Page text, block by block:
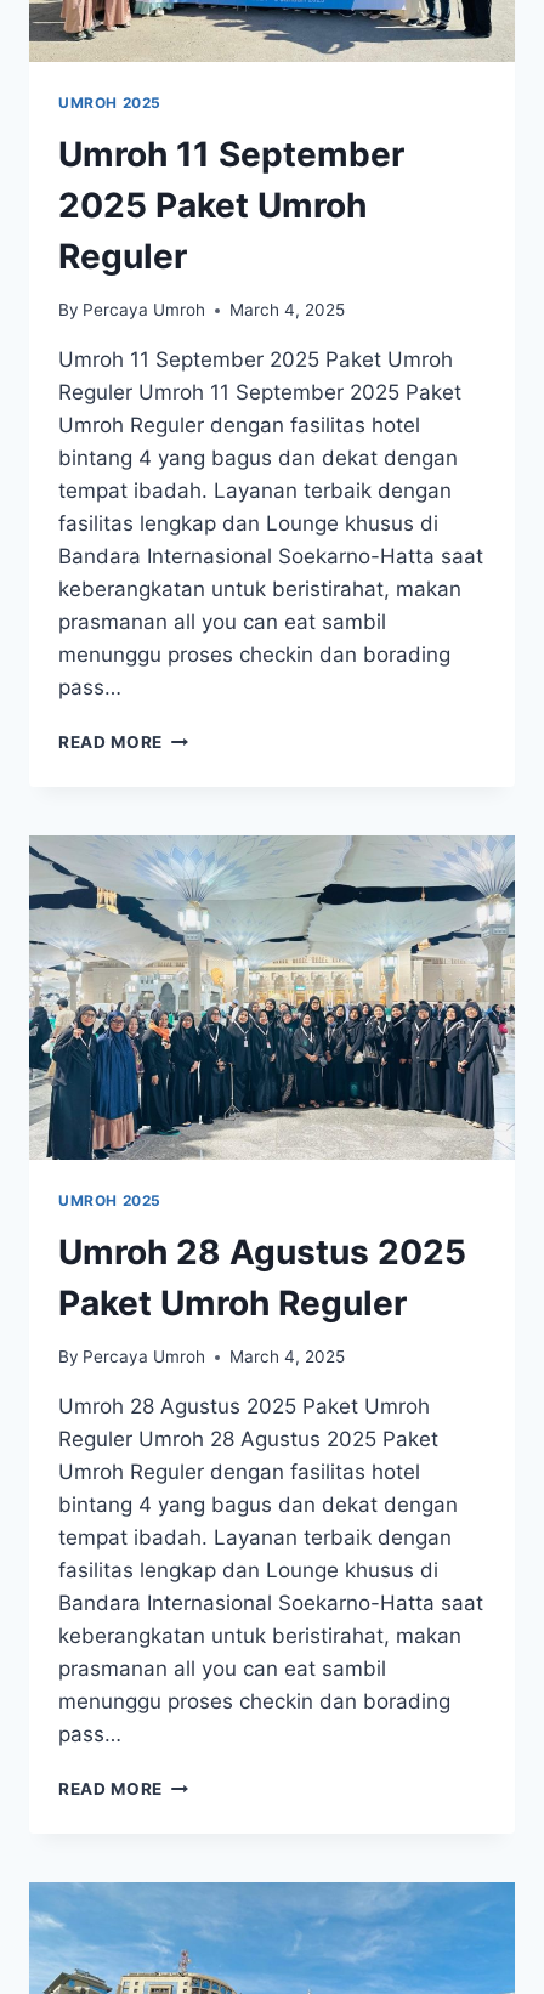
UMROH 2025
Umroh 11 September
2025 Paket Umroh
Reguler
By Percaya Umroh March 4, 2025
Umroh 11 September 2025 Paket Umroh
Reguler Umroh 11 September 2025 Paket
Umroh Reguler dengan fasilitas hotel
bintang 4 yang bagus dan dekat dengan
tempat ibadah. Layanan terbaik dengan
fasilitas lengkap dan Lounge khusus di
Bandara Internasional Soekarno-Hatta saat
keberangkatan untuk beristirahat, makan
prasmanan all you can eat sambil
menunggu proses checkin dan borading
pass…
READ MORE UMROH
PAKET
UMROH
REGULER
UMROH 2025
Umroh 28 Agustus 2025
Paket Umroh Reguler
By Percaya Umroh March 4, 2025
Umroh 28 Agustus 2025 Paket Umroh
Reguler Umroh 28 Agustus 2025 Paket
Umroh Reguler dengan fasilitas hotel
bintang 4 yang bagus dan dekat dengan
tempat ibadah. Layanan terbaik dengan
fasilitas lengkap dan Lounge khusus di
Bandara Internasional Soekarno-Hatta saat
keberangkatan untuk beristirahat, makan
prasmanan all you can eat sambil
menunggu proses checkin dan borading
pass…
READ MORE UMROH
PAKET
REGULER